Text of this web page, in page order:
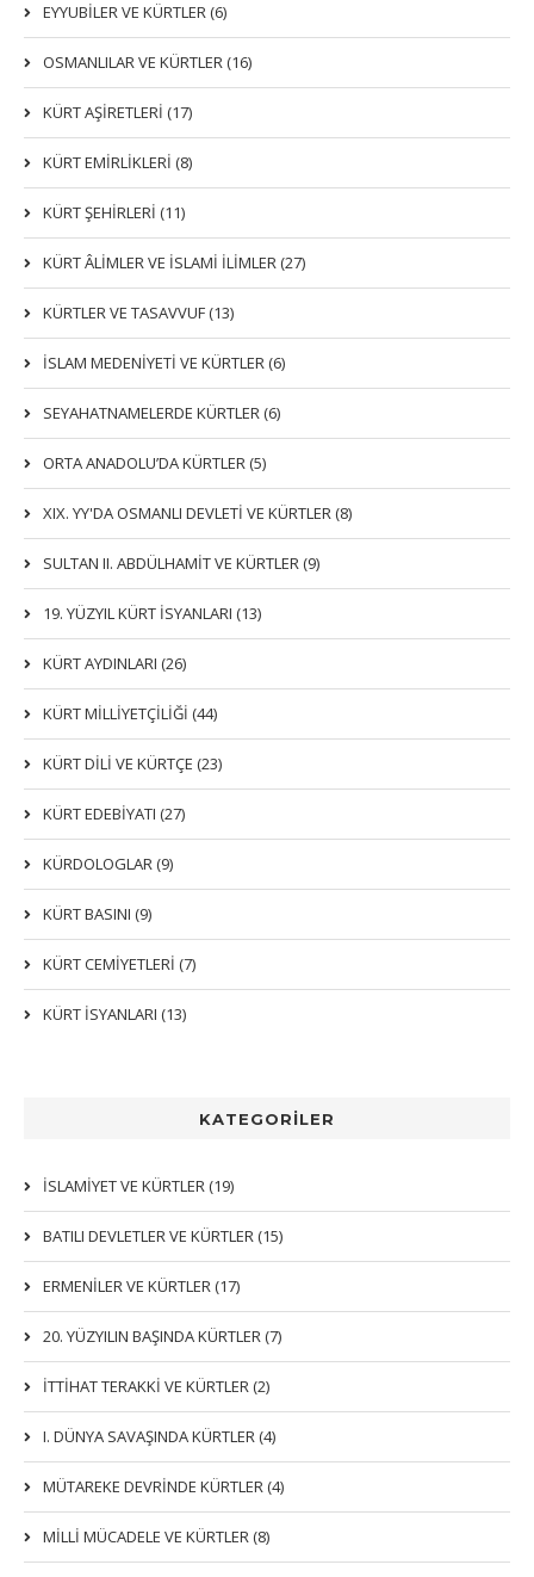
KATEGORİLER
İSLAMIYET VE KÜRTLER (19)
BATILI DEVLETLER VE KÜRTLER (15)
ERMENİLER VE KÜRTLER (17)
20. YÜZYILIN BAŞINDA KÜRTLER (7)
İTTIHAT TERAKKI VE KÜRTLER (2)
I. DÜNYA SAVAŞINDA KÜRTLER (4)
MÜTAREKE DEVRİNDE KÜRTLER (4)
MİLLİ MÜCADELE VE KÜRTLER (8)
EYYUBİLER VE KÜRTLER (6)
OSMANLILAR VE KÜRTLER (16)
KÜRT AŞİRETLERİ (17)
KÜRT EMİRLİKLERİ (8)
KÜRT ŞEHİRLERİ (11)
KÜRT ÂLİMLER VE İSLAMİ İLİMLER (27)
KÜRTLER VE TASAVVUF (13)
İSLAM MEDENİYETİ VE KÜRTLER (6)
SEYAHATNAMELERDE KÜRTLER (6)
ORTA ANADOLU’DA KÜRTLER (5)
XIX. YY'DA OSMANLI DEVLETI VE KÜRTLER (8)
SULTAN II. ABDÜLHAMİT VE KÜRTLER (9)
19. YÜZYIL KÜRT İSYANLARI (13)
KÜRT AYDINLARI (26)
KÜRT MİLLİYETÇİLİĞİ (44)
KÜRT DİLİ VE KÜRTÇE (23)
KÜRT EDEBİYATI (27)
KÜRDOLOGLAR (9)
KÜRT BASINI (9)
KÜRT CEMİYETLERİ (7)
KÜRT İSYANLARI (13)